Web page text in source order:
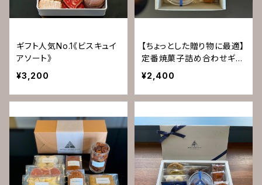
ギフト人気No.1《ビスキュイ
アソート》
¥3,200
【ちょっとした贈り物に最適】
定番焼菓子詰め合わせギフ
ト
¥2,400